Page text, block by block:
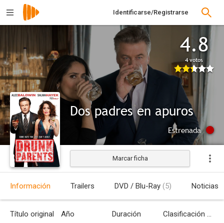
Identificarse/Registrarse
4.8
4 votos
Dos padres en apuros
Estrenada
Marcar ficha
Información Trailers DVD / Blu-Ray (5) Noticias
Título original Año Duración Clasificación por edades